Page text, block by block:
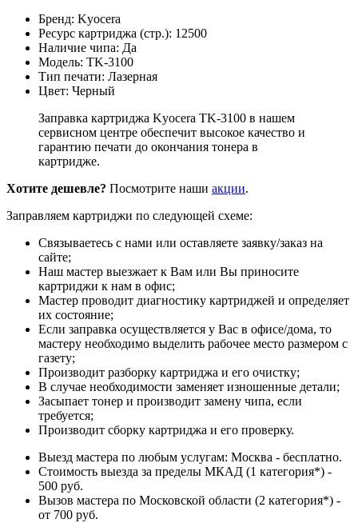
Бренд: Kyocera
Ресурс картриджа (стр.): 12500
Наличие чипа: Да
Модель: TK-3100
Тип печати: Лазерная
Цвет: Черный
Заправка картриджа Kyocera TK-3100 в нашем
сервисном центре обеспечит высокое качество и
гарантию печати до окончания тонера в
картридже.
Хотите дешевле? Посмотрите наши акции.
Заправляем картриджи по следующей схеме:
Связываетесь с нами или оставляете заявку/заказ на
сайте;
Наш мастер выезжает к Вам или Вы приносите
картриджи к нам в офис;
Мастер проводит диагностику картриджей и определяет
их состояние;
Если заправка осуществляется у Вас в офисе/дома, то
мастеру необходимо выделить рабочее место размером с
газету;
Производит разборку картриджа и его очистку;
В случае необходимости заменяет изношенные детали;
Засыпает тонер и производит замену чипа, если
требуется;
Производит сборку картриджа и его проверку.
Выезд мастера по любым услугам: Москва - бесплатно.
Стоимость выезда за пределы МКАД (1 категория*) -
500 руб.
Вызов мастера по Московской области (2 категория*) -
от 700 руб.